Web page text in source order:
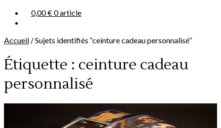
0,00 €0 article
Accueil /Sujets identifiés “ceinture cadeau personnalisé”
Étiquette : ceinture cadeau
personnalisé